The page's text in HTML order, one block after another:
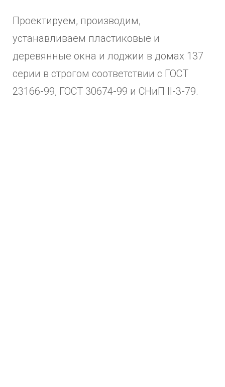
Проектируем, производим,
устанавливаем пластиковые и
деревянные окна и лоджии в домах 137
серии в строгом соответствии с ГОСТ
23166-99, ГОСТ 30674-99 и СНиП II-3-79.